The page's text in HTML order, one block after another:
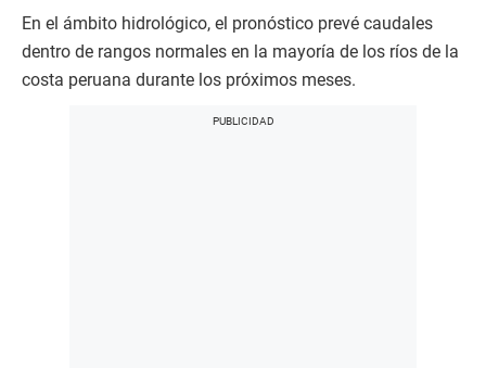
En el ámbito hidrológico, el pronóstico prevé caudales
dentro de rangos normales en la mayoría de los ríos de la
costa peruana durante los próximos meses.